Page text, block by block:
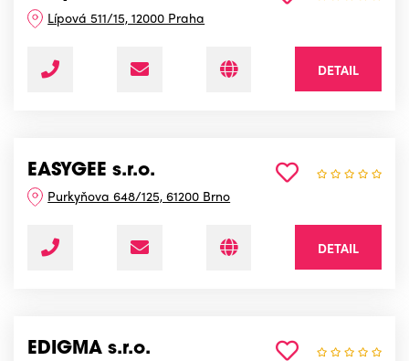
Lípová 511/15, 12000 Praha
DETAIL
EASYGEE s.r.o.
Purkyňova 648/125, 61200 Brno
DETAIL
EDIGMA s.r.o.